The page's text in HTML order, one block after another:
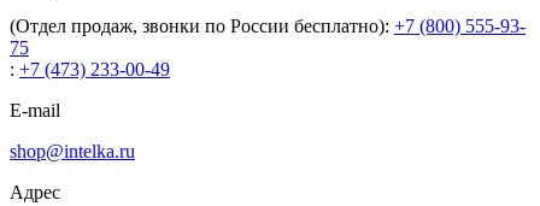
(Отдел продаж, звонки по России бесплатно): +7 (800) 555-93-
75
: +7 (473) 233-00-49
E-mail
shop@intelka.ru
Адрес